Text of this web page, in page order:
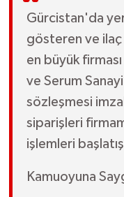
Gürcistan'da
gösteren ve ilaç
en büyük
ve Serum
sözleşmesi
siparişleri
işlemleri
Kamuoyuna